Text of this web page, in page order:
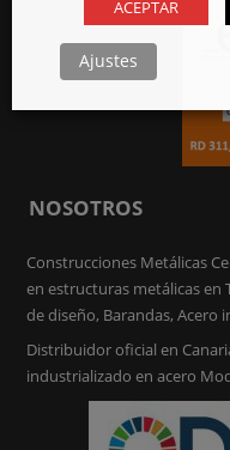
NOSOTROS
Construcciones Metálicas
en estructuras metálicas en
de diseño, Barandas, Acero
Distribuidor oficial en
industrializado en acero
ACEPTAR
Ajustes